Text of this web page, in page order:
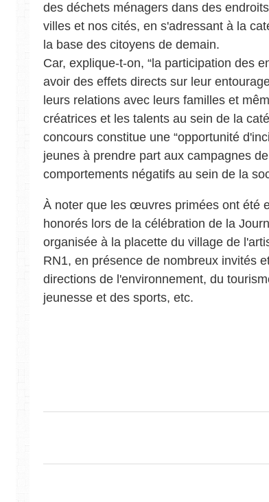
des déchets ménagers dans des
villes et nos cités, en s'adressant à la
la base des citoyens de demain.
Car, explique-t-on, “la participation des
avoir des effets directs sur leur
leurs relations avec leurs familles et
créatrices et les talents au sein de la
concours constitue une “opportunité
jeunes à prendre part aux campagnes
comportements négatifs au sein de la
À noter que les œuvres primées ont été
honorés lors de la célébration de la
organisée à la placette du village de
RN1, en présence de nombreux invités
directions de l'environnement, du
jeunesse et des sports, etc.